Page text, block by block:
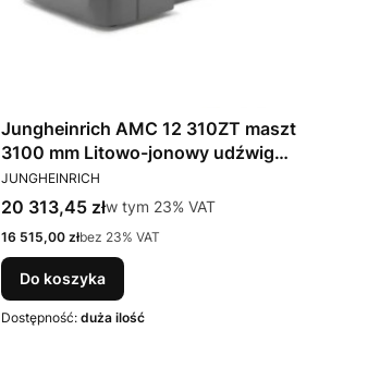
Jungheinrich AMC 12 310ZT maszt
3100 mm Litowo-jonowy udźwig
1200kg
PRODUCENT
JUNGHEINRICH
Cena brutto
20 313,45 złw tym %s VAT
w tym 23% VAT
Cena netto
16 515,00 złbez 23% VAT
Do koszyka
Dostępność: duża ilość